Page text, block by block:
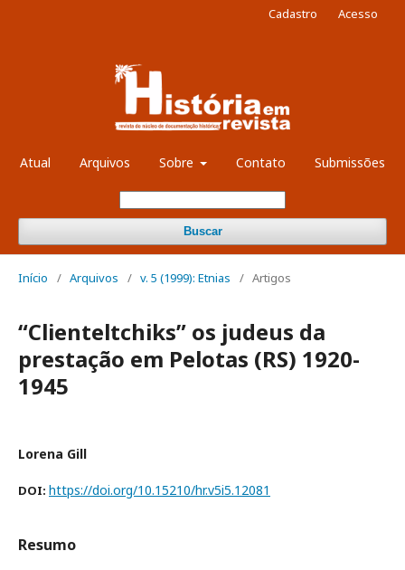
Atual Arquivos Sobre Contato Submissões
Buscar
Cadastro Acesso
Início / Arquivos / v. 5 (1999): Etnias / Artigos
“Clienteltchiks” os judeus da
prestação em Pelotas (RS) 1920-
1945
Lorena Gill
DOI: https://doi.org/10.15210/hr.v5i5.12081
Resumo